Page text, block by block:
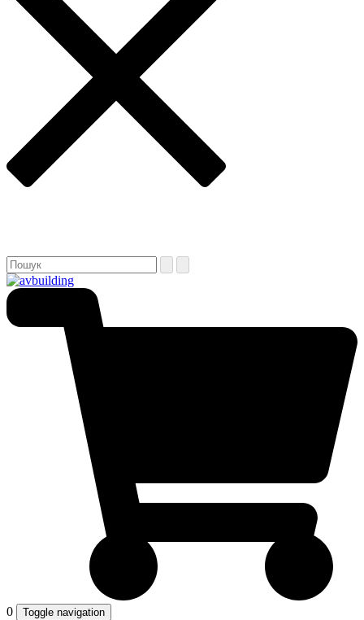
0 Toggle navigation